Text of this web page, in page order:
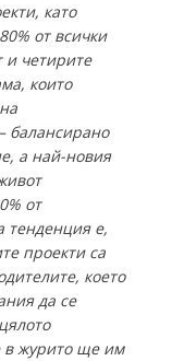
като
от всички
и четирите
които
балансирано
а най-новия
от
тенденция е,
проекти са
което
да се
в журито ще им